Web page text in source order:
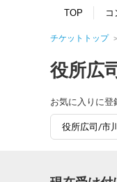
TOP コ
チケットトップ
役所広
お気に入りに
役所広司/市